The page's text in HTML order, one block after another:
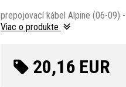
prepojovací kábel Alpine (06-09)
Viac o produkte
20,16 EUR